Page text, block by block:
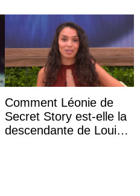
Comment Léonie de
Secret Story est-elle la
descendante de Louis